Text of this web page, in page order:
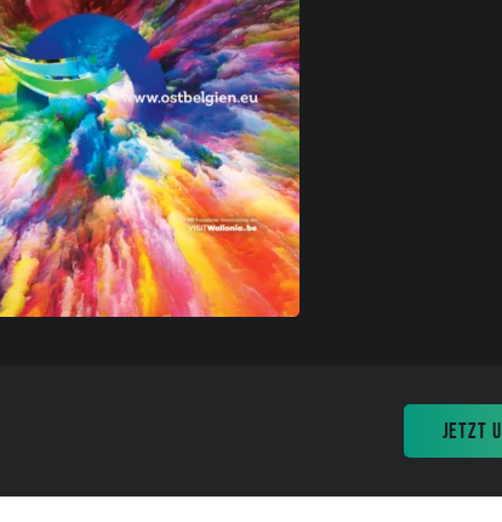
JETZT